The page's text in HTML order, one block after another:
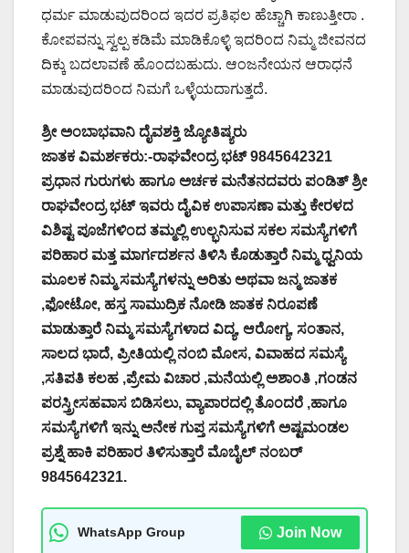
ಧರ್ಮ ಮಾಡುವುದರಿಂದ ಇದರ ಪ್ರತಿಫಲ ಹೆಚ್ಚಾಗಿ ಕಾಣುತ್ತೀರಾ .
ಕೋಪವನ್ನು ಸ್ವಲ್ಪ ಕಡಿಮೆ ಮಾಡಿಕೊಳ್ಳಿ ಇದರಿಂದ ನಿಮ್ಮ ಜೀವನದ
ದಿಕ್ಕು ಬದಲಾವಣೆ ಹೊಂದಬಹುದು. ಆಂಜನೇಯನ ಆರಾಧನೆ
ಮಾಡುವುದರಿಂದ ನಿಮಗೆ ಒಳ್ಳೆಯದಾಗುತ್ತದೆ.
ಶ್ರೀ ಅಂಬಾಭವಾನಿ ದೈವಶಕ್ತಿ ಜ್ಯೋತಿಷ್ಯರು
ಜಾತಕ ವಿಮರ್ಶಕರು:-ರಾಘವೇಂದ್ರ ಭಟ್ 9845642321
ಪ್ರಧಾನ ಗುರುಗಳು ಹಾಗೂ ಅರ್ಚಕ ಮನೆತನದವರು ಪಂಡಿತ್ ಶ್ರೀ
ರಾಘವೇಂದ್ರ ಭಟ್ ಇವರು ದೈವಿಕ ಉಪಾಸಣಾ ಮತ್ತು ಕೇರಳದ
ವಿಶಿಷ್ಟ ಪೂಜೆಗಳಿಂದ ತಮ್ಮಲ್ಲಿ ಉಲ್ಭನಿಸುವ ಸಕಲ ಸಮಸ್ಯೆಗಳಿಗೆ
ಪರಿಹಾರ ಮತ್ತ ಮಾರ್ಗದರ್ಶನ ತಿಳಿಸಿ ಕೊಡುತ್ತಾರೆ ನಿಮ್ಮ ಧ್ವನಿಯ
ಮೂಲಕ ನಿಮ್ಮ ಸಮಸ್ಯೆಗಳನ್ನು ಅರಿತು ಅಥವಾ ಜನ್ಮ ಜಾತಕ
,ಫೋಟೋ, ಹಸ್ತ ಸಾಮುದ್ರಿಕ ನೋಡಿ ಜಾತಕ ನಿರೂಪಣೆ
ಮಾಡುತ್ತಾರೆ ನಿಮ್ಮ ಸಮಸ್ಯೆಗಳಾದ ವಿದ್ಯ, ಆರೋಗ್ಯ, ಸಂತಾನ,
ಸಾಲದ ಭಾದೆ, ಪ್ರೀತಿಯಲ್ಲಿ ನಂಬಿ ಮೋಸ, ವಿವಾಹದ ಸಮಸ್ಯೆ
,ಸತಿಪತಿ ಕಲಹ ,ಪ್ರೇಮ ವಿಚಾರ ,ಮನೆಯಲ್ಲಿ ಅಶಾಂತಿ ,ಗಂಡನ
ಪರಸ್ತ್ರೀಸಹವಾಸ ಬಿಡಿಸಲು, ವ್ಯಾಪಾರದಲ್ಲಿ ತೊಂದರೆ ,ಹಾಗೂ
ಸಮಸ್ಯೆಗಳಿಗೆ ಇನ್ನು ಅನೇಕ ಗುಪ್ತ ಸಮಸ್ಯೆಗಳಿಗೆ ಅಷ್ಟಮಂಡಲ
ಪ್ರಶ್ನೆ ಹಾಕಿ ಪರಿಹಾರ ತಿಳಿಸುತ್ತಾರೆ ಮೊಬೈಲ್ ನಂಬರ್
9845642321.
WhatsApp Group Join Now